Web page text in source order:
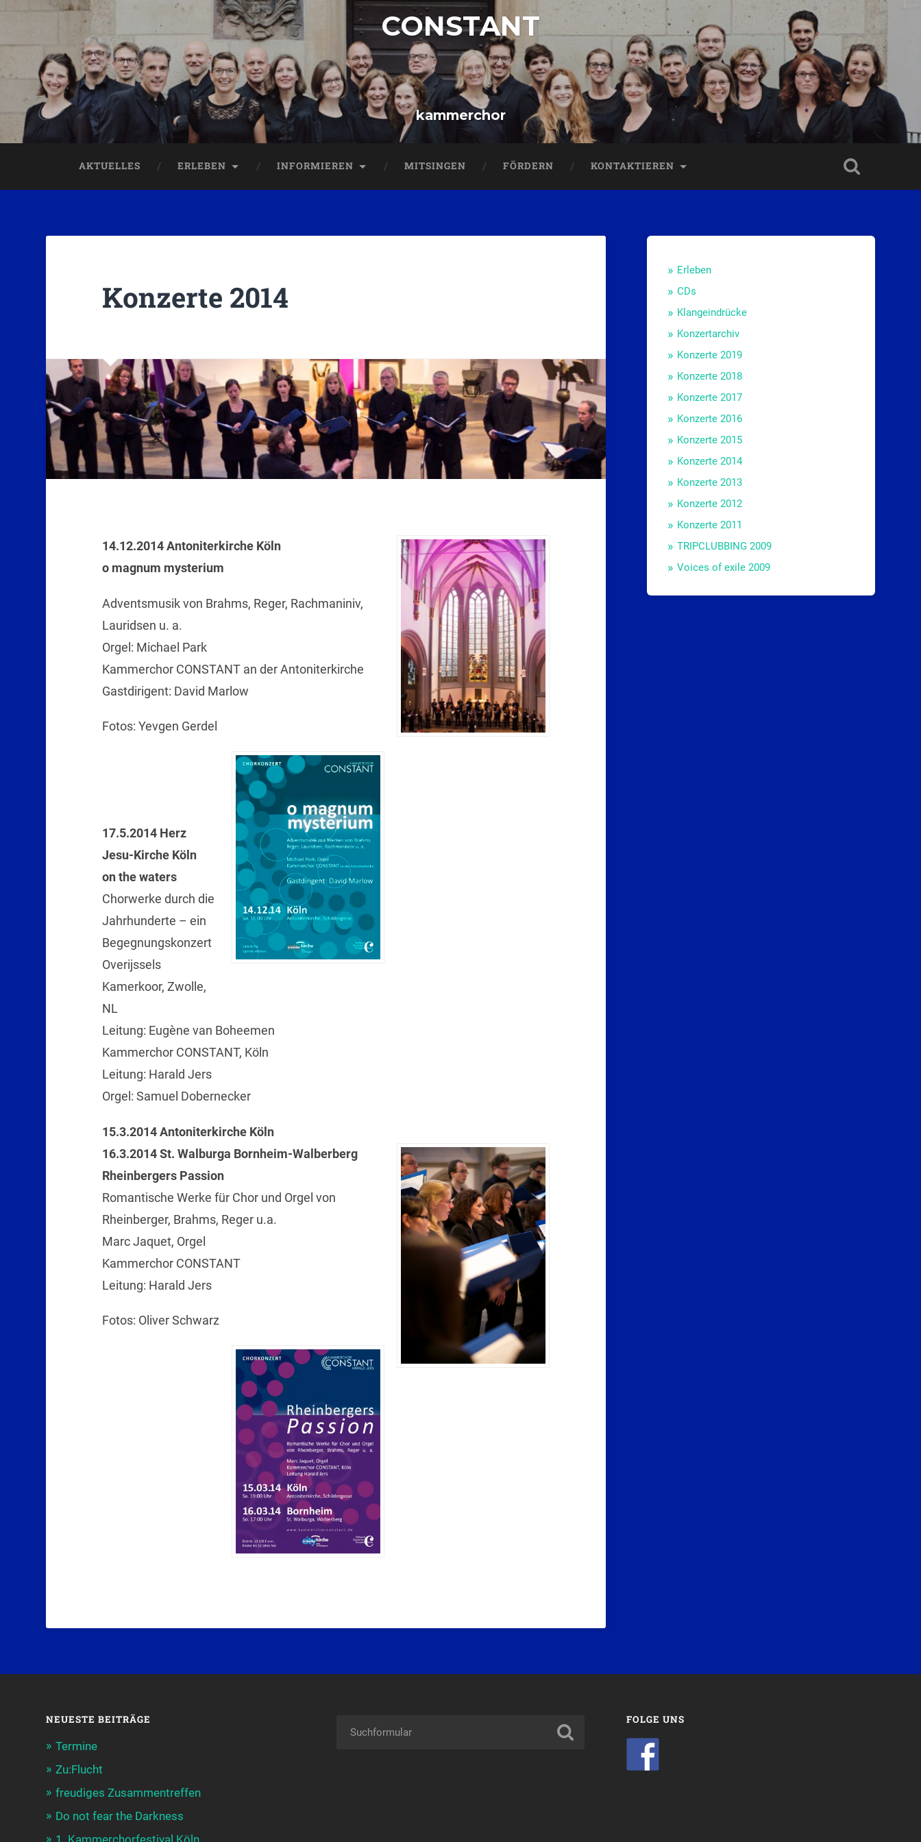
CONSTANT
kammerchor
AKTUELLES ERLEBEN INFORMIEREN MITSINGEN FÖRDERN KONTAKTIEREN
Konzerte 2014
14.12.2014 Antoniterkirche Köln
o magnum mysterium
Adventsmusik von Brahms, Reger, Rachmaniniv,
Lauridsen u. a.
Orgel: Michael Park
Kammerchor CONSTANT an der Antoniterkirche
Gastdirigent: David Marlow
Fotos: Yevgen Gerdel
17.5.2014 Herz
Jesu-Kirche Köln
on the waters
Chorwerke durch die
Jahrhunderte – ein
Begegnungskonzert
Overijssels
Kamerkoor, Zwolle,
NL
Leitung: Eugène van Boheemen
Kammerchor CONSTANT, Köln
Leitung: Harald Jers
Orgel: Samuel Dobernecker
15.3.2014 Antoniterkirche Köln
16.3.2014 St. Walburga Bornheim-Walberberg
Rheinbergers Passion
Romantische Werke für Chor und Orgel von
Rheinberger, Brahms, Reger u.a.
Marc Jaquet, Orgel
Kammerchor CONSTANT
Leitung: Harald Jers
Fotos: Oliver Schwarz
Erleben
CDs
Klangeindrücke
Konzertarchiv
Konzerte 2019
Konzerte 2018
Konzerte 2017
Konzerte 2016
Konzerte 2015
Konzerte 2014
Konzerte 2013
Konzerte 2012
Konzerte 2011
TRIPCLUBBING 2009
Voices of exile 2009
NEUESTE BEITRÄGE
Termine
Zu:Flucht
freudiges Zusammentreffen
Do not fear the Darkness
1. Kammerchorfestival Köln
FOLGE UNS